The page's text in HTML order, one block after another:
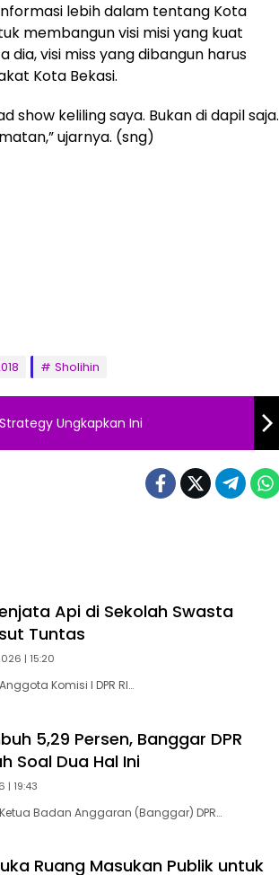
lebih dalam tentang Kota
membangun visi misi yang kuat
dia, visi miss yang dibangun harus
Kota Bekasi.
show keliling saya. Bukan di dapil saja.
ujarnya. (sng)
Sholihin
Ungkapkan Ini
Api di Sekolah Swasta
Tuntas
| 15:20
Komisi I DPR RI…
5,29 Persen, Banggar DPR
Soal Dua Hal Ini
| 19:43
Badan Anggaran (Banggar) DPR…
Ruang Masukan Publik untuk